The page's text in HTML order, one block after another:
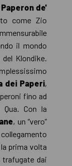
de'
come Zio
il mondo
Klondike.
dei Paperi,
fino ad
Con la
, un “vero”
prima volta
trafugate dai